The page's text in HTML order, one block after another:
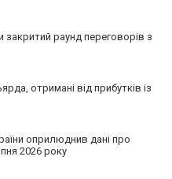
раунд переговорів з
отримані від прибутків із
оприлюднив дані про
2026 року